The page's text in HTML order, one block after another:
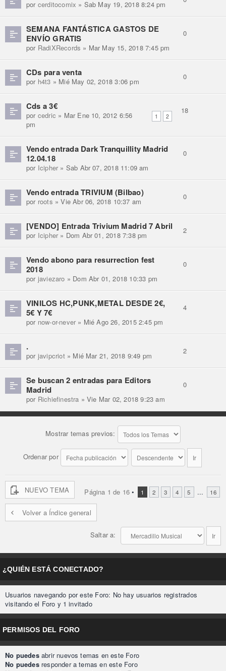
por cerditocomix » Sab May 19, 2018 8:24 pm
SEMANA FANTÁSTICA GASTOS DE
ENVÍO GRATIS
por RadiXRecords » Mar May 15, 2018 7:45 pm
0
CDs para venta
por h4t3 » Mié May 02, 2018 3:06 pm
0
Cds a 3€
1 2
por cedric » Mar Ene 10, 2012 6:56
pm
18
Vendo entrada Dark Tranquillity Madrid
12.04.18
por Icipher » Sab Abr 07, 2018 11:09 am
0
Vendo entrada TRIVIUM (Bilbao)
por roots » Vie Abr 06, 2018 10:37 am
0
[VENDO] Entrada Trivium Madrid 7 Abril
por Icipher » Dom Abr 01, 2018 7:38 pm
2
Vendo abono para resurrection fest
2018
por javiezaro » Dom Abr 01, 2018 10:33 pm
0
VINILOS HC,PUNK,METAL DESDE 2€,
5€ Y 7€
por now-or-never » Mié Ago 26, 2015 2:45 pm
4
.
por javipcriot» Mié Mar 21, 2018 9:49 pm
2
Se buscan 2 entradas para Editors
Madrid
por Richiefinestra » Vie Mar 02, 2018 9:23 am
0
Mostrar temas previos:
Ordenar por
NUEVO TEMA Página 1 de 16 • 1 2 3 4 5 ... 16
Volver a Índice general
Saltar a:
¿QUIÉN ESTÁ CONECTADO?
Usuarios navegando por este Foro: No hay usuarios registrados
visitando el Foro y 1 invitado
PERMISOS DEL FORO
No puedesabrir nuevos temas en este Foro
No puedesresponder a temas en este Foro